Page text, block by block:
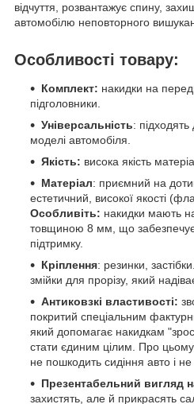
відчуття, розвантажує спину,
автомобілю неповторного
Особливості товару:
Комплект: накидки на
підголовники.
Універсальність:
моделі автомобіля.
Якість: висока якість
Матеріал: приємний на
естетичний, високої якості
Особливіть: накидки мають
товщиною 8 мм, що
підтримку.
Кріплення: резинки,
змійки для прорізу, який
Антиковзкі властивості:
покритий спеціальним
який допомагає накидкам
стати єдиним цілим. Про
не пошкодить сидіння авто і
Презентабельний вигляд
захистять, але й прикрасять